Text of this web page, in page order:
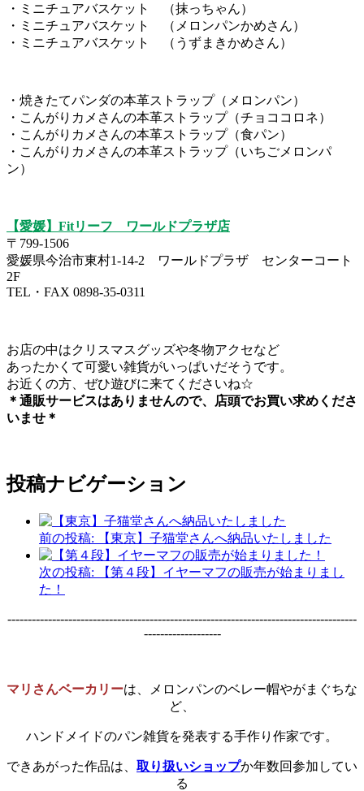
・ミニチュアバスケット （抹っちゃん）
・ミニチュアバスケット （メロンパンかめさん）
・ミニチュアバスケット （うずまきかめさん）
・焼きたてパンダの本革ストラップ（メロンパン）
・こんがりカメさんの本革ストラップ（チョココロネ）
・こんがりカメさんの本革ストラップ（食パン）
・こんがりカメさんの本革ストラップ（いちごメロンパ
ン）
【愛媛】Fitリーフ ワールドプラザ店
〒799-1506
愛媛県今治市東村1-14-2 ワールドプラザ センターコート
2F
TEL・FAX 0898-35-0311
お店の中はクリスマスグッズや冬物アクセなど
あったかくて可愛い雑貨がいっぱいだそうです。
お近くの方、ぜひ遊びに来てくださいね☆
＊通販サービスはありませんので、店頭でお買い求めくださ
いませ＊
投稿ナビゲーション
前の投稿: 【東京】子猫堂さんへ納品いたしました
次の投稿:
【第４段】イヤーマフの販売が始まりまし
た！
--------------------------------------------------------------------------------------
-------------------
マリさんベーカリーは、メロンパンのベレー帽やがまぐちな
ど、
ハンドメイドのパン雑貨を発表する手作り作家です。
できあがった作品は、 取り扱いショップか年数回参加してい
る